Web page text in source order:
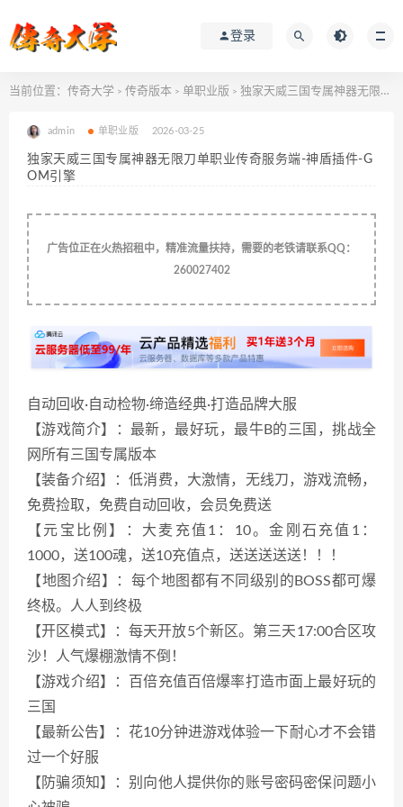
登录
当前位置： 传奇大学 > 传奇版本 > 单职业版 > 独家天威三国专属神器无限刀单职业传奇服务端-神盾插件-GOM引擎
admin 单职业版 2026-03-25
独家天威三国专属神器无限刀单职业传奇服务端-神盾插件-G
OM引擎
广告位正在火热招租中，精准流量扶持，需要的老铁请联系QQ：
260027402
自动回收·自动检物·缔造经典·打造品牌大服
【游戏简介】：最新，最好玩，最牛B的三国，挑战全
网所有三国专属版本
【装备介绍】：低消费，大激情，无线刀，游戏流畅，
免费捡取，免费自动回收，会员免费送
【元宝比例】：大麦充值1：10。金刚石充值1：
1000，送100魂，送10充值点，送送送送送！！！
【地图介绍】：每个地图都有不同级别的BOSS都可爆
终极。人人到终极
【开区模式】：每天开放5个新区。第三天17:00合区攻
沙！人气爆棚激情不倒！
【游戏介绍】：百倍充值百倍爆率打造市面上最好玩的
三国
【最新公告】：花10分钟进游戏体验一下耐心才不会错
过一个好服
【防骗须知】：别向他人提供你的账号密码密保问题小